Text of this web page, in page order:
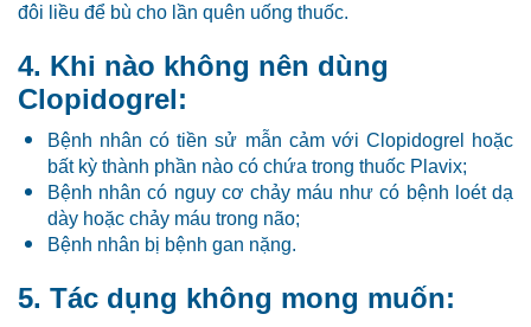
đôi liều để bù cho lần quên uống thuốc.
4. Khi nào không nên dùng
Clopidogrel:
Bệnh nhân có tiền sử mẫn cảm với Clopidogrel hoặc
bất kỳ thành phần nào có chứa trong thuốc Plavix;
Bệnh nhân có nguy cơ chảy máu như có bệnh loét dạ
dày hoặc chảy máu trong não;
Bệnh nhân bị bệnh gan nặng.
5. Tác dụng không mong muốn: